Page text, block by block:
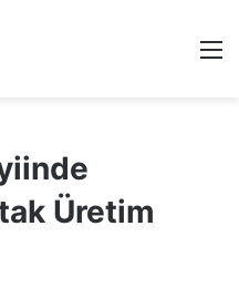
Üretim